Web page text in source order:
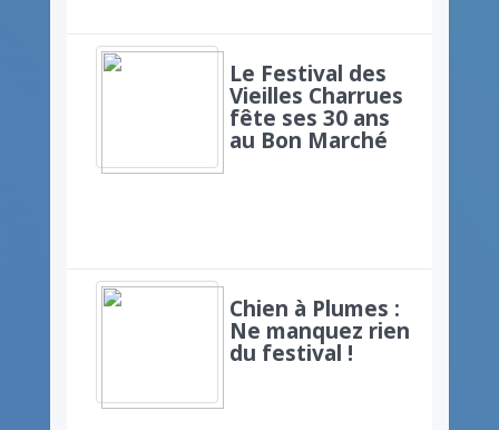
Le Festival des
Vieilles Charrues
fête ses 30 ans
au Bon Marché
Chien à Plumes :
Ne manquez rien
du festival !